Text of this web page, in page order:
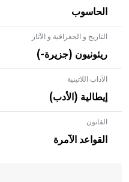
الحاسوب
التاريخ و الجغرافية و الآثار
ريئونيون (جزيرة-)
الآداب اللاتينية
إيطالية (الأدب)
القانون
القواعد الآمرة
- هل تعلم أن الأبلق نوع من
بالعمارة الإسلامية في
المعمار على بناء مداميكه